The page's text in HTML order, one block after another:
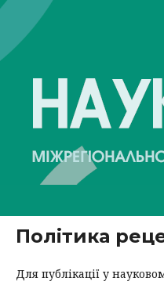
Політика
Для публікації у